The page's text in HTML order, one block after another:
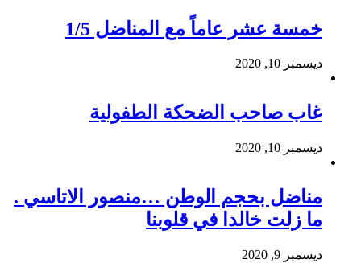
خمسة عشر عاماً مع المناضل 1/5
ديسمبر 10, 2020
غاب صاحب الضحكة الطفولية
ديسمبر 10, 2020
مناضل بحجم الوطن …منصور الاتاسي .
ما زلت خالدا في قلوبنا
ديسمبر 9, 2020